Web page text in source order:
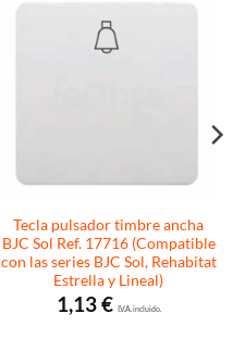
Tecla pulsador timbre ancha
BJC Sol Ref. 17716 (Compatible
con las series BJC Sol, Rehabitat
Estrella y Lineal)
1,13€I.V.A. incluido.